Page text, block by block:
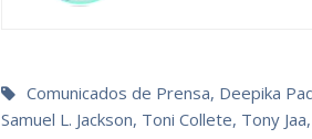
Comunicados de Prensa, Deepika
Samuel L. Jackson, Toni Collete, Tony Jaa